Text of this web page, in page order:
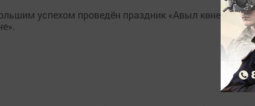
успехом проведён праздник «Авыл көне»